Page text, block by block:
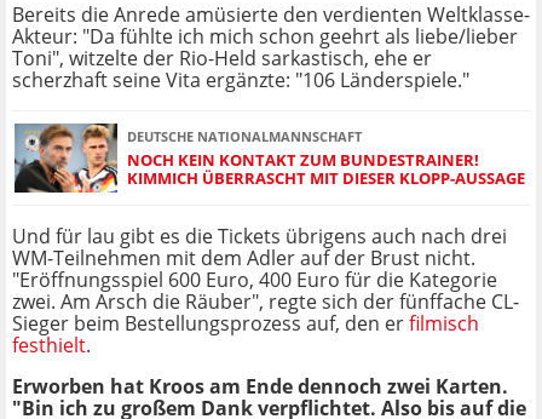
Bereits die Anrede amüsierte den verdienten Weltklasse-
Akteur: "Da fühlte ich mich schon geehrt als liebe/lieber
Toni", witzelte der Rio-Held sarkastisch, ehe er
scherzhaft seine Vita ergänzte: "106 Länderspiele."
DEUTSCHE NATIONALMANNSCHAFT
NOCH KEIN KONTAKT ZUM BUNDESTRAINER!
KIMMICH ÜBERRASCHT MIT DIESER KLOPP-AUSSAGE
Und für lau gibt es die Tickets übrigens auch nach drei
WM-Teilnehmen mit dem Adler auf der Brust nicht.
"Eröffnungsspiel 600 Euro, 400 Euro für die Kategorie
zwei. Am Arsch die Räuber", regte sich der fünffache CL-
Sieger beim Bestellungsprozess auf, den erfilmisch
festhielt.
Erworben hat Kroos am Ende dennoch zwei Karten.
"Bin ich zu großem Dank verpflichtet. Also bis auf die